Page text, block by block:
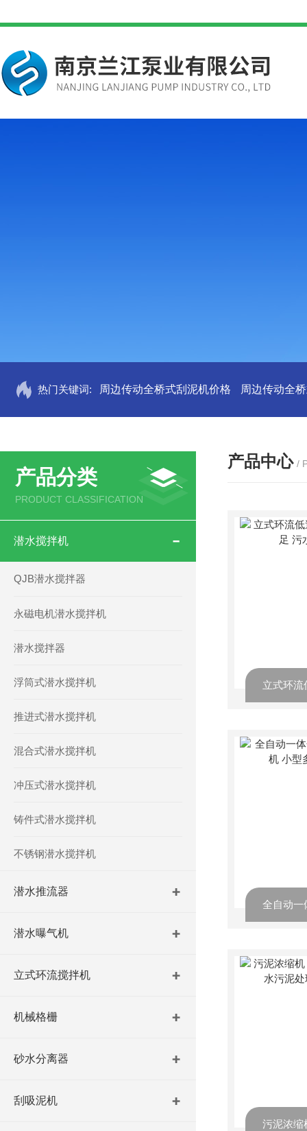
热门关键词: 周边传动全桥式刮泥机价格 周边传动全
产品分类
PRODUCT CLASSIFICATION
潜水搅拌机
QJB潜水搅拌器
永磁电机潜水搅拌机
潜水搅拌器
浮筒式潜水搅拌机
推进式潜水搅拌机
混合式潜水搅拌机
冲压式潜水搅拌机
铸件式潜水搅拌机
不锈钢潜水搅拌机
潜水推流器
潜水曝气机
立式环流搅拌机
机械格栅
砂水分离器
刮吸泥机
产品中心 /